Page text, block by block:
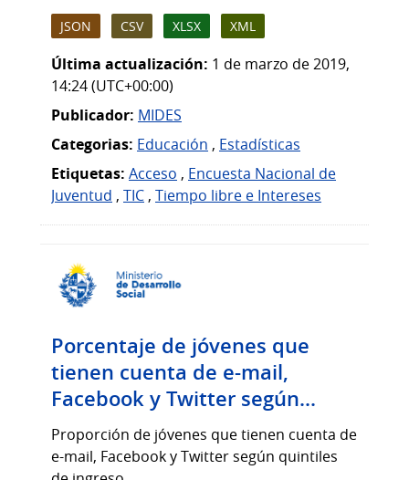
JSON CSV XLSX XML
Última actualización: 1 de marzo de 2019,
14:24 (UTC+00:00)
Publicador: MIDES
Categorias: Educación , Estadísticas
Etiquetas: Acceso , Encuesta Nacional de
Juventud , TIC, Tiempo libre e Intereses
Porcentaje de jóvenes que
tienen cuenta de e-mail,
Facebook y Twitter según...
Proporción de jóvenes que tienen cuenta de
e-mail, Facebook y Twitter según quintiles